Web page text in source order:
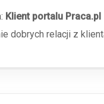
Klient portalu Praca.pl
dobrych relacji z